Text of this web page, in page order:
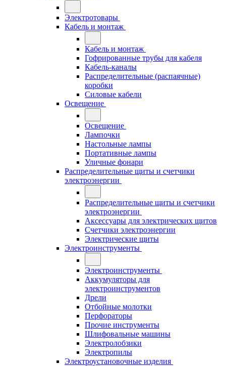
Электротовары
Кабель и монтаж
Кабель и монтаж
Гофрированные трубы для кабеля
Кабель-каналы
Распределительные (распаячные)
коробки
Силовые кабели
Освещение
Освещение
Лампочки
Настольные лампы
Портативные лампы
Уличные фонари
Распределительные щиты и счетчики
электроэнергии
Распределительные щиты и счетчики
электроэнергии
Аксессуары для электрических щитов
Счетчики электроэнергии
Электрические щиты
Электроинструменты
Электроинструменты
Аккумуляторы для
электроинструментов
Дрели
Отбойные молотки
Перфораторы
Прочие инструменты
Шлифовальные машины
Электролобзики
Электропилы
Электроустановочные изделия